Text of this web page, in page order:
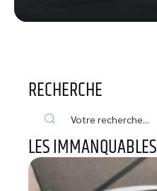
RECHERCHE
LES IMMANQUABLES